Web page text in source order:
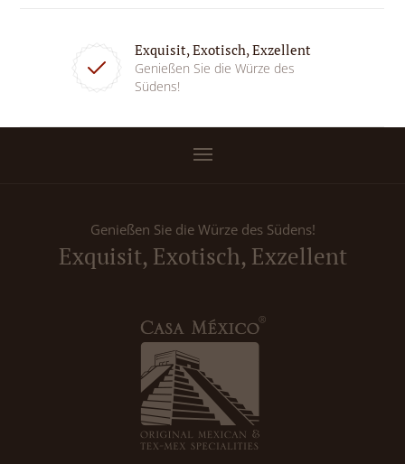
Exquisit, Exotisch, Exzellent
Genießen Sie die Würze des
Südens!
Genießen Sie die Würze des Südens!
Exquisit, Exotisch, Exzellent